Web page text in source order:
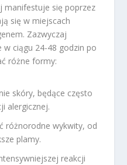
manifestuje się poprzez
się w miejscach
Zazwyczaj
ciągu 24-48 godzin po
różne formy:
skóry, będące często
alergicznej.
różnorodne wykwity, od
plamy.
reakcji